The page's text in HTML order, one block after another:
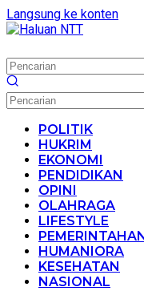
Langsung ke konten
POLITIK
HUKRIM
EKONOMI
PENDIDIKAN
OPINI
OLAHRAGA
LIFESTYLE
HUMANIORA
KESEHATAN
NASIONAL